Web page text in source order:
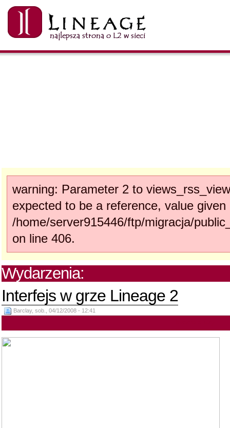
warning: Parameter 2 to
expected to be a reference, value given
/home/server915446/ftp/migracja/
on line 406.
Wydarzenia:
Interfejs w grze Lineage 2
Barclay, sob., 04/12/2008 - 12:41